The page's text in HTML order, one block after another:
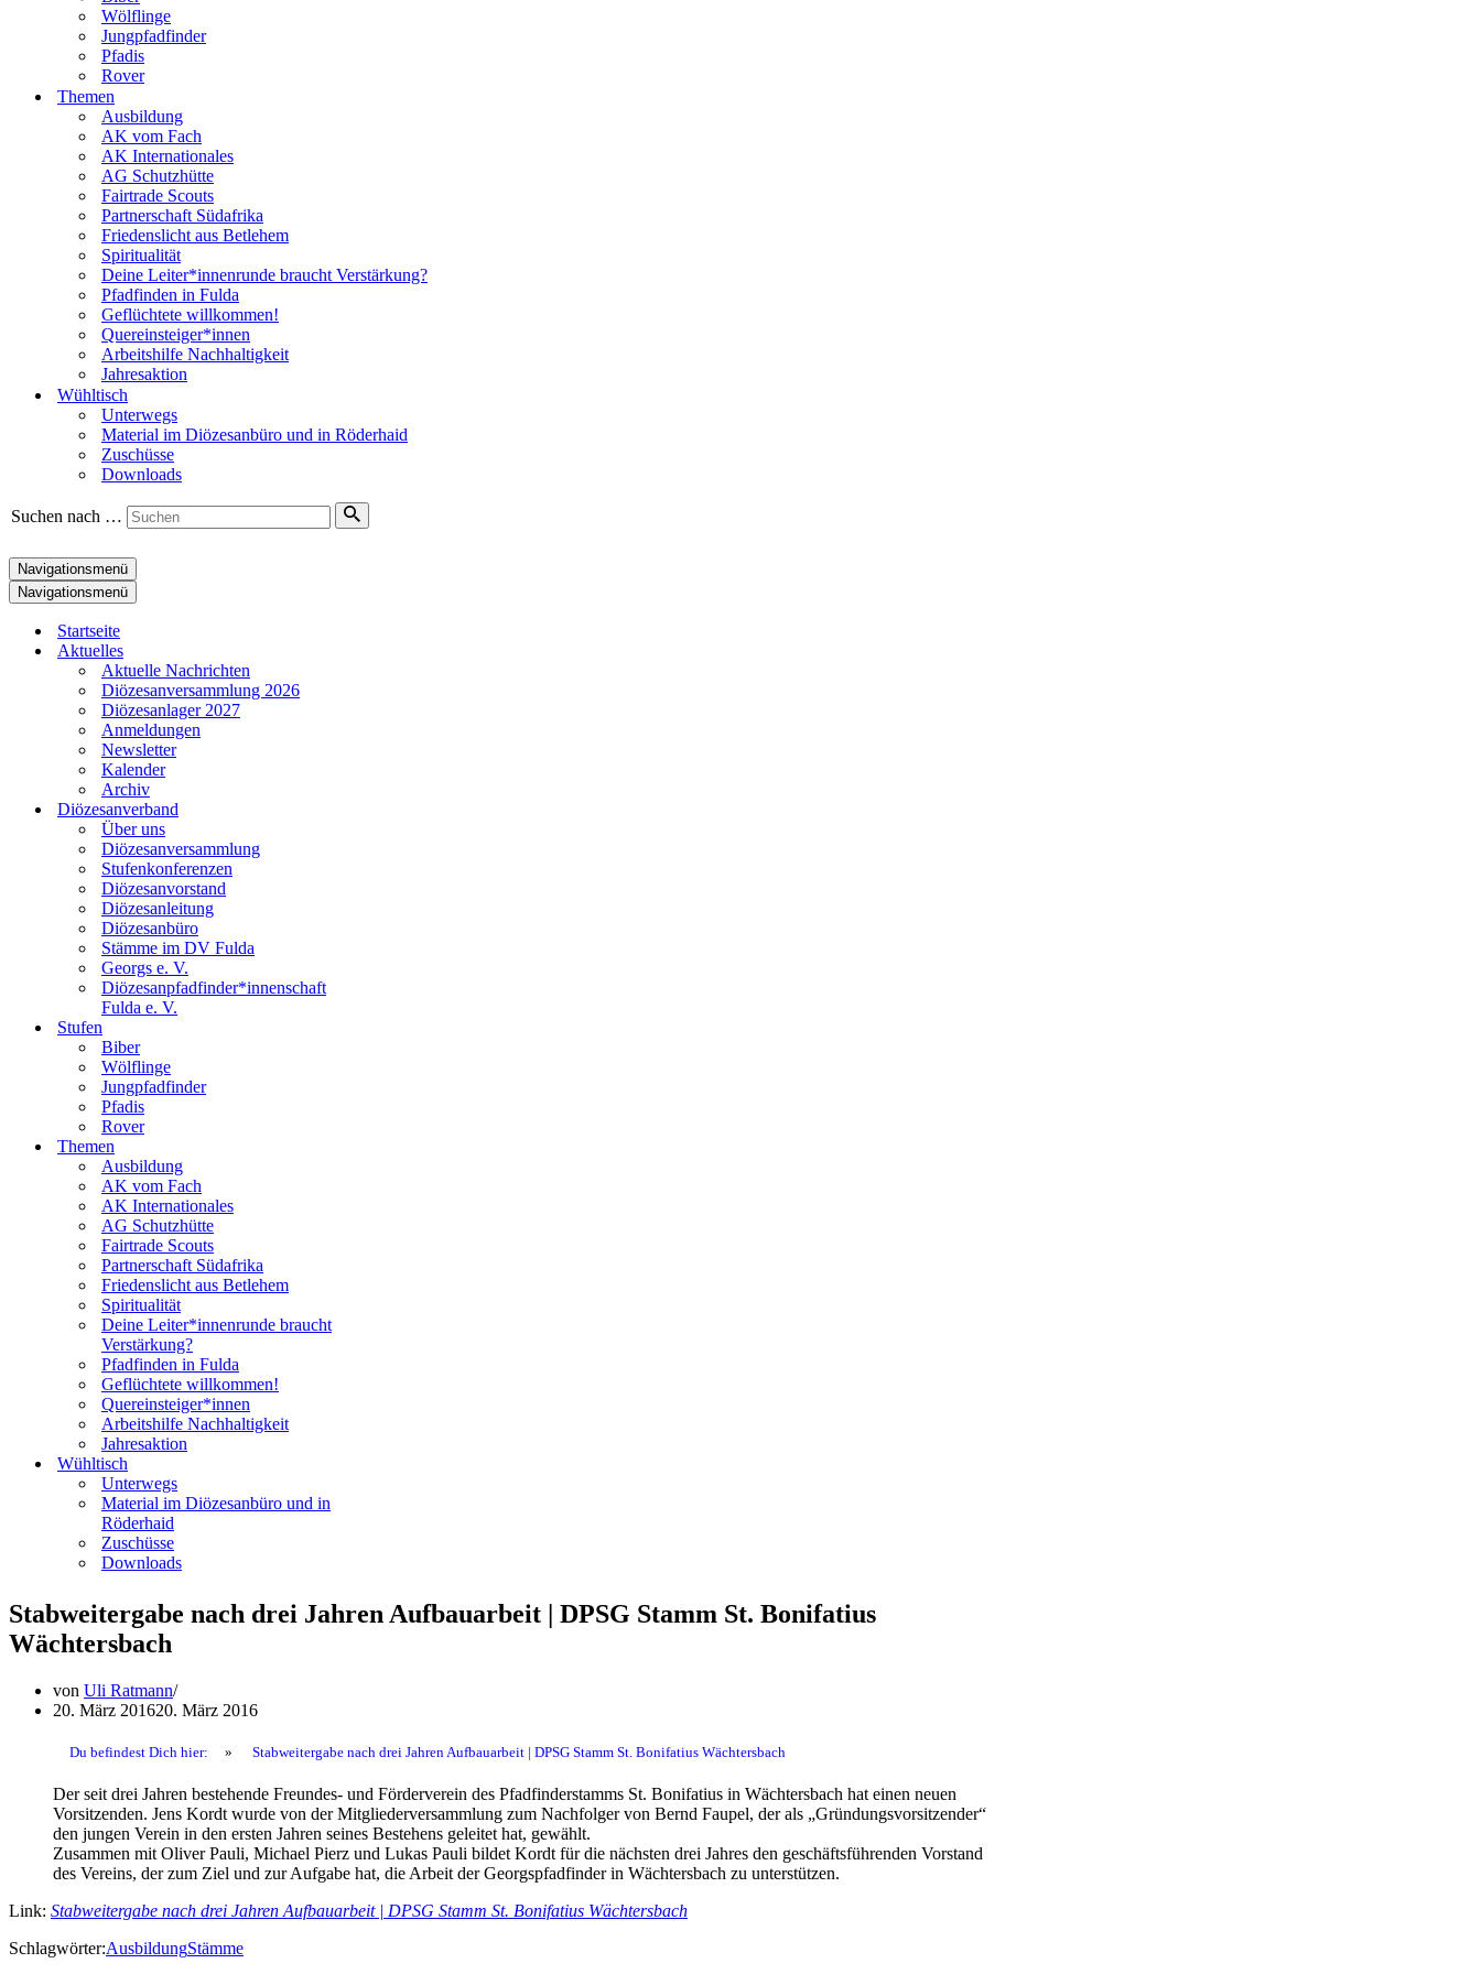
Wölflinge
Jungpfadfinder
Pfadis
Rover
Themen
Ausbildung
AK vom Fach
AK Internationales
AG Schutzhütte
Fairtrade Scouts
Partnerschaft Südafrika
Friedenslicht aus Betlehem
Spiritualität
Deine Leiter*innenrunde braucht Verstärkung?
Pfadfinden in Fulda
Geflüchtete willkommen!
Quereinsteiger*innen
Arbeitshilfe Nachhaltigkeit
Jahresaktion
Wühltisch
Unterwegs
Material im Diözesanbüro und in Röderhaid
Zuschüsse
Downloads
Suchen nach …
Navigationsmenü
Navigationsmenü
Startseite
Aktuelles
Aktuelle Nachrichten
Diözesanversammlung 2026
Diözesanlager 2027
Anmeldungen
Newsletter
Kalender
Archiv
Diözesanverband
Über uns
Diözesanversammlung
Stufenkonferenzen
Diözesanvorstand
Diözesanleitung
Diözesanbüro
Stämme im DV Fulda
Georgs e. V.
Diözesanpfadfinder*innenschaft
Fulda e. V.
Stufen
Biber
Wölflinge
Jungpfadfinder
Pfadis
Rover
Themen
Ausbildung
AK vom Fach
AK Internationales
AG Schutzhütte
Fairtrade Scouts
Partnerschaft Südafrika
Friedenslicht aus Betlehem
Spiritualität
Deine Leiter*innenrunde braucht
Verstärkung?
Pfadfinden in Fulda
Geflüchtete willkommen!
Quereinsteiger*innen
Arbeitshilfe Nachhaltigkeit
Jahresaktion
Wühltisch
Unterwegs
Material im Diözesanbüro und in
Röderhaid
Zuschüsse
Downloads
Stabweitergabe nach drei Jahren Aufbauarbeit | DPSG Stamm St. Bonifatius
Wächtersbach
von Uli Ratmann
20. März 201620. März 2016
Du befindest Dich hier: » Stabweitergabe nach drei Jahren Aufbauarbeit | DPSG Stamm St. Bonifatius Wächtersbach
Der seit drei Jahren bestehende Freundes- und Förderverein des Pfadfinderstamms St. Bonifatius in Wächtersbach hat einen neuen
Vorsitzenden. Jens Kordt wurde von der Mitgliederversammlung zum Nachfolger von Bernd Faupel, der als „Gründungsvorsitzender“
den jungen Verein in den ersten Jahren seines Bestehens geleitet hat, gewählt.
Zusammen mit Oliver Pauli, Michael Pierz und Lukas Pauli bildet Kordt für die nächsten drei Jahres den geschäftsführenden Vorstand
des Vereins, der zum Ziel und zur Aufgabe hat, die Arbeit der Georgspfadfinder in Wächtersbach zu unterstützen.
Link: Stabweitergabe nach drei Jahren Aufbauarbeit | DPSG Stamm St. Bonifatius Wächtersbach
Schlagwörter:AusbildungStämme